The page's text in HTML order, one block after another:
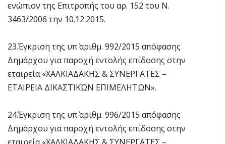
ενώπιον της Επιτροπής του αρ. 152 του Ν.
3463/2006 την 10.12.2015.
23.Έγκριση της υπ΄ αριθμ. 992/2015 απόφασης
Δημάρχου για παροχή εντολής επίδοσης στην
εταιρεία «ΧΑΛΚΙΑΔΑΚΗΣ & ΣΥΝΕΡΓΑΤΕΣ –
ΕΤΑΙΡΕΙΑ ΔΙΚΑΣΤΙΚΏΝ ΕΠΙΜΕΛΗΤΩΝ».
24.Έγκριση της υπ΄ αριθμ. 996/2015 απόφασης
Δημάρχου για παροχή εντολής επίδοσης στην